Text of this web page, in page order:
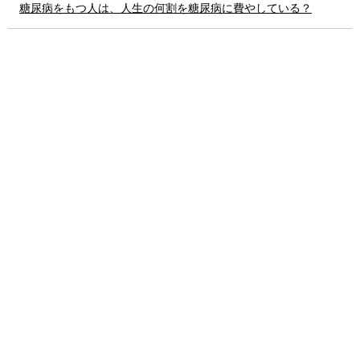
糖尿病をもつ人は、人生の何割を糖尿病に費やしている？